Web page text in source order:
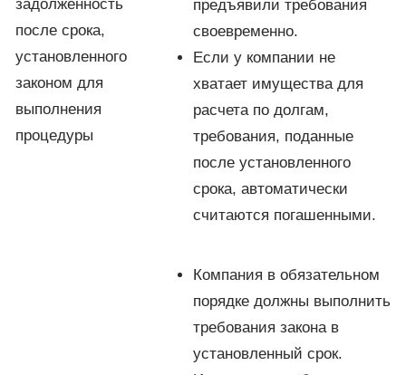
задолженность
после срока,
установленного
законом для
выполнения
процедуры
предъявили требования
своевременно.
Если у компании не
хватает имущества для
расчета по долгам,
требования, поданные
после установленного
срока, автоматически
считаются погашенными.
Компания в обязательном
порядке должны выполнить
требования закона в
установленный срок.